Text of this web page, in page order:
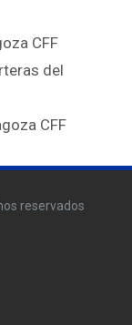
CFF
del
CFF
reservados